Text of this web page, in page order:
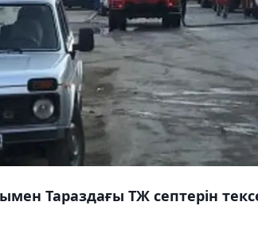
Тараздағы ТЖ септерін